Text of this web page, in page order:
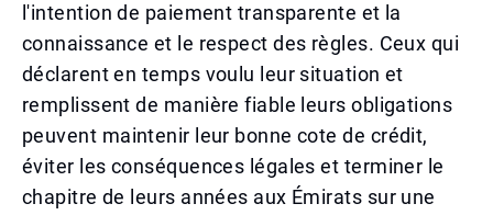
l'intention de paiement transparente et la
connaissance et le respect des règles. Ceux qui
déclarent en temps voulu leur situation et
remplissent de manière fiable leurs obligations
peuvent maintenir leur bonne cote de crédit,
éviter les conséquences légales et terminer le
chapitre de leurs années aux Émirats sur une